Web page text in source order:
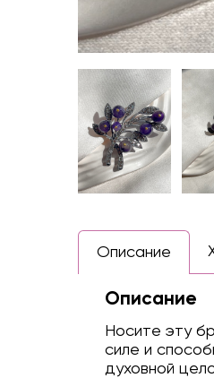
Описание
Описание
Носите эту
силе и
духовной